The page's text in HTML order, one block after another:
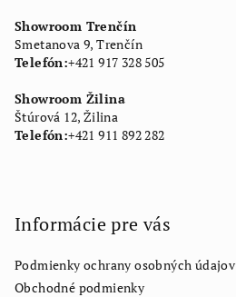
Showroom Trenčín
Smetanova 9, Trenčín
Telefón:+421 917 328 505
Showroom Žilina
Štúrová 12, Žilina
Telefón:+421 911 892 282
Informácie pre vás
Podmienky ochrany osobných údajov
Obchodné podmienky